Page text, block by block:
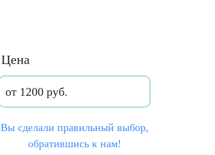
Цена
от 1200 руб.
Вы сделали правильный выбор,
обратившись к нам!